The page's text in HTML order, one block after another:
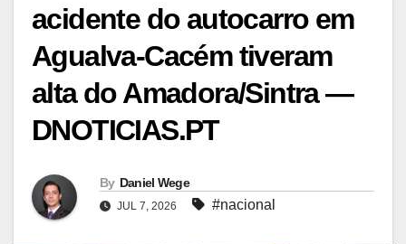
acidente do autocarro em
Agualva-Cacém tiveram
alta do Amadora/Sintra —
DNOTICIAS.PT
By Daniel Wege
JUL 7, 2026 #nacional